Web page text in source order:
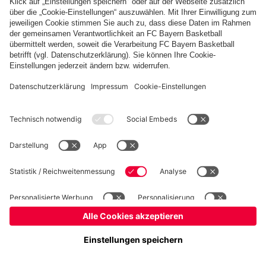
fcbayern.com Allianz Arena Media Center
FC Bayern Tours
© FC Bayern München AG – 2026
Datenschutz Nutzungsbedingungen
Hinweisgebersystem